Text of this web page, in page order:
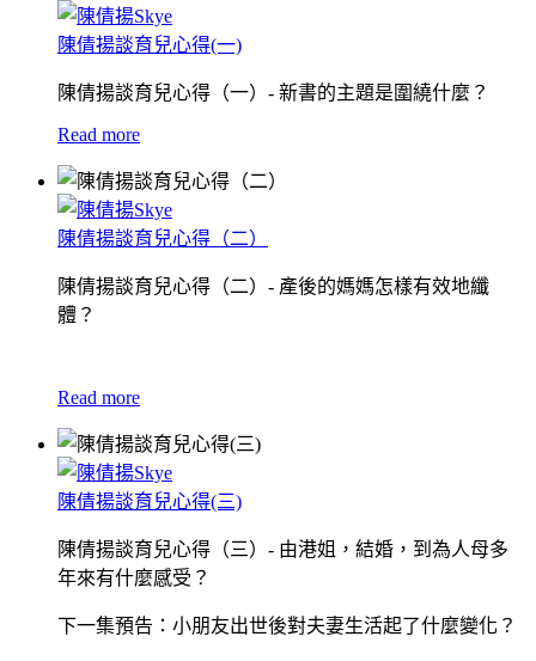
陳倩揚談育兒心得(一)
陳倩揚談育兒心得（一）- 新書的主題是圍繞什麼？
Read more
陳倩揚談育兒心得（二）
陳倩揚談育兒心得（二）- 產後的媽媽怎樣有效地纖
體？
Read more
陳倩揚談育兒心得(三)
陳倩揚談育兒心得（三）- 由港姐，結婚，到為人母多
年來有什麼感受？
下一集預告：小朋友出世後對夫妻生活起了什麼變化？